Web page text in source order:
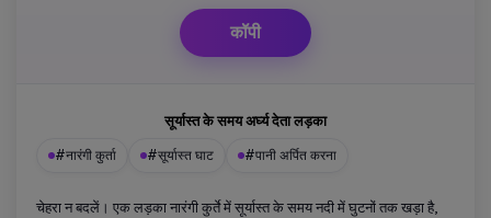
कॉपी
सूर्यास्त के समय अर्घ्य देता लड़का
#नारंगी कुर्ता #सूर्यास्त घाट #पानी अर्पित करना
चेहरा न बदलें। एक लड़का नारंगी कुर्ते में सूर्यास्त के समय नदी में घुटनों तक खड़ा है,